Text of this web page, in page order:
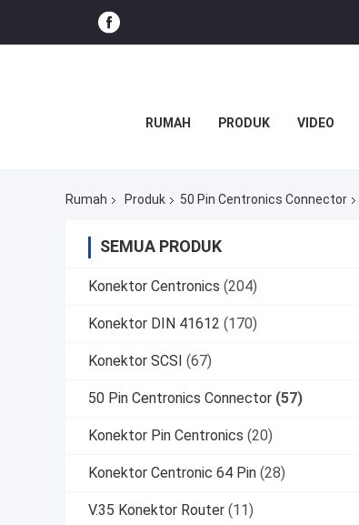
RUMAH PRODUK VIDEO
Rumah Produk 50 Pin Centronics Connector
SEMUA PRODUK
Konektor Centronics (204)
Konektor DIN 41612 (170)
Konektor SCSI (67)
50 Pin Centronics Connector (57)
Konektor Pin Centronics (20)
Konektor Centronic 64 Pin (28)
V.35 Konektor Router (11)